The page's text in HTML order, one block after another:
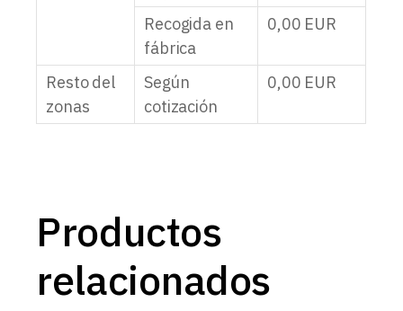
Recogida en
fábrica
0,00 EUR
Resto del
zonas
Según
cotización
0,00 EUR
Productos
relacionados